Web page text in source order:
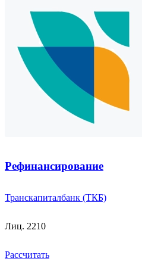
Рефинансирование
Транскапиталбанк (ТКБ)
Лиц. 2210
Рассчитать